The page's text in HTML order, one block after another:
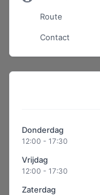
Route
Contact
Donderdag
12:00 - 17:30
Vrijdag
12:00 - 17:30
Zaterdag